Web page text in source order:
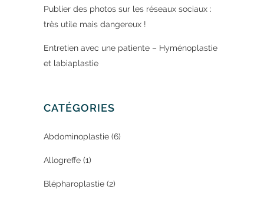
Publier des photos sur les réseaux sociaux :
très utile mais dangereux !
Entretien avec une patiente – Hyménoplastie
et labiaplastie
CATÉGORIES
Abdominoplastie (6)
Allogreffe (1)
Blépharoplastie (2)